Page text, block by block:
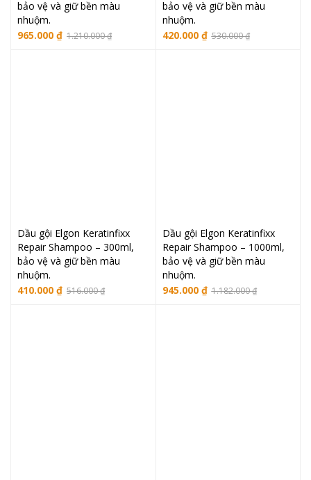
bảo vệ và giữ bền màu
nhuộm.
1.210.000₫
Giá
965.000 ₫
Giá
bảo vệ và giữ bền màu
nhuộm.
530.000₫
Giá
420.000 ₫
Giá
Dầu gội Elgon Keratinfixx
Repair Shampoo – 300ml,
bảo vệ và giữ bền màu
nhuộm.
516.000₫
Giá
410.000 ₫
Giá
Dầu gội Elgon Keratinfixx
Repair Shampoo – 1000ml,
bảo vệ và giữ bền màu
nhuộm.
1.182.000₫
Giá
945.000 ₫
Giá